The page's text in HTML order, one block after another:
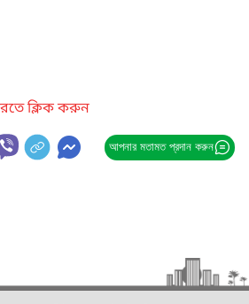
ক্লিক করুন
আপনার মতামত প্রদান করুন